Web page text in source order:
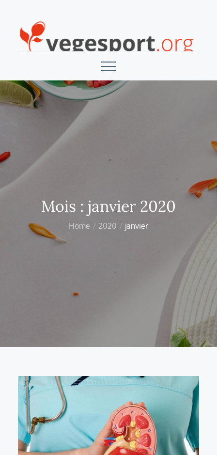
content
Vegesport
Mois : janvier 2020
Home 2020 janvier